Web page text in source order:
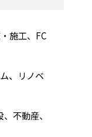
施工、FC
、リノベ
不動産、